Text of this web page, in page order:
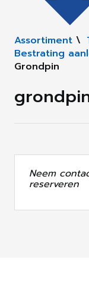
Assortiment \
Bestrating
Grondpin
Neem
reserveren